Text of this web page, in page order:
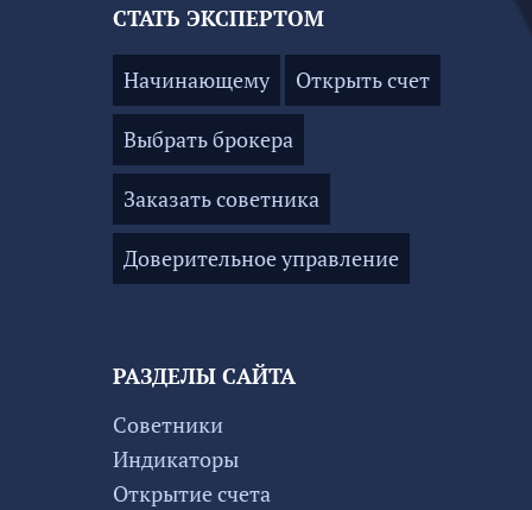
РАЗДЕЛЫ САЙТА
Советники
Индикаторы
Открытие счета
СТАТЬ ЭКСПЕРТОМ
Начинающему Открыть счет
Выбрать брокера
Заказать советника
Доверительное управление